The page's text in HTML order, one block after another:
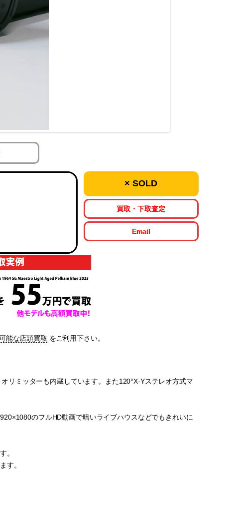
× SOLD
買取・下取査定
Email
能な店頭買取 をご利用下さい。
リミッターも内蔵しています。また120°X-Yステレオ方式マ
のフルHD動画で暗いライブハウスなどでもきれいに
。
す。